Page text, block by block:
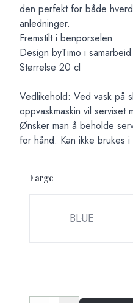
den perfekt for både
anledninger.
Fremstilt i benporselen
Design byTimo i
Størrelse 20 cl
Vedlikehold: Ved vask på
oppvaskmaskin vil serviset
Ønsker man å beholde
for hånd. Kan ikke brukes
Farge
Velg en Farge
BLUE